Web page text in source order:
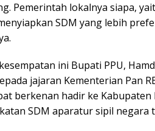
Pemerintah lokalnya siapa,
SDM yang lebih
ini Bupati PPU,
jajaran Kementerian Pan
berkenan hadir ke
SDM aparatur sipil negara